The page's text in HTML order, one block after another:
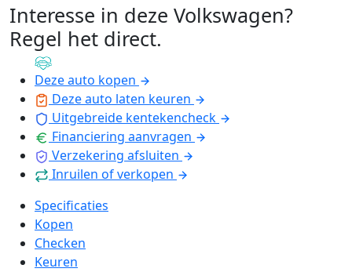
Interesse in deze Volkswagen?
Regel het direct.
Deze auto kopen
Deze auto laten keuren
Uitgebreide kentekencheck
Financiering aanvragen
Verzekering afsluiten
Inruilen of verkopen
Specificaties
Kopen
Checken
Keuren